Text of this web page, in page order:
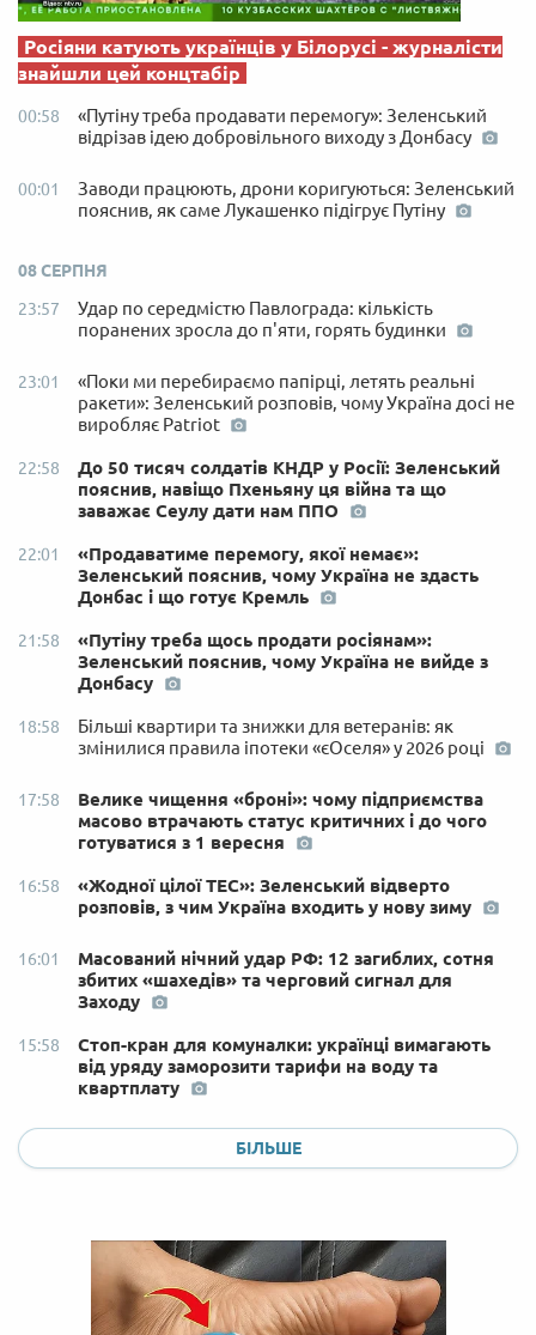
Росіяни катують українців у Білорусі - журналісти
знайшли цей концтабір
00:58
«Путіну треба продавати перемогу»: Зеленський
відрізав ідею добровільного виходу з Донбасу
00:01
Заводи працюють, дрони коригуються: Зеленський
пояснив, як саме Лукашенко підігрує Путіну
08 СЕРПНЯ
23:57
Удар по середмістю Павлограда: кількість
поранених зросла до п'яти, горять будинки
23:01
«Поки ми перебираємо папірці, летять реальні
ракети»: Зеленський розповів, чому Україна досі не
виробляє Patriot
22:58
До 50 тисяч солдатів КНДР у Росії: Зеленський
пояснив, навіщо Пхеньяну ця війна та що
заважає Сеулу дати нам ППО
22:01
«Продаватиме перемогу, якої немає»:
Зеленський пояснив, чому Україна не здасть
Донбас і що готує Кремль
21:58
«Путіну треба щось продати росіянам»:
Зеленський пояснив, чому Україна не вийде з
Донбасу
18:58
Більші квартири та знижки для ветеранів: як
змінилися правила іпотеки «єОселя» у 2026 році
17:58
Велике чищення «броні»: чому підприємства
масово втрачають статус критичних і до чого
готуватися з 1 вересня
16:58
«Жодної цілої ТЕС»: Зеленський відверто
розповів, з чим Україна входить у нову зиму
16:01
Масований нічний удар РФ: 12 загиблих, сотня
збитих «шахедів» та черговий сигнал для
Заходу
15:58
Стоп-кран для комуналки: українці вимагають
від уряду заморозити тарифи на воду та
квартплату
БІЛЬШЕ